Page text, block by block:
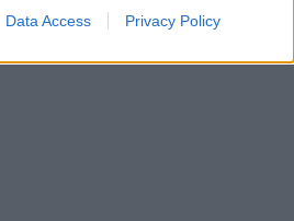
Data Access Privacy Policy